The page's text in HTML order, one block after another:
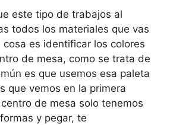
este tipo de trabajos al
todos los materiales que vas
cosa es identificar los colores
de mesa, como se trata de
es que usemos esa paleta
que vemos en la primera
de mesa solo tenemos
y pegar, te